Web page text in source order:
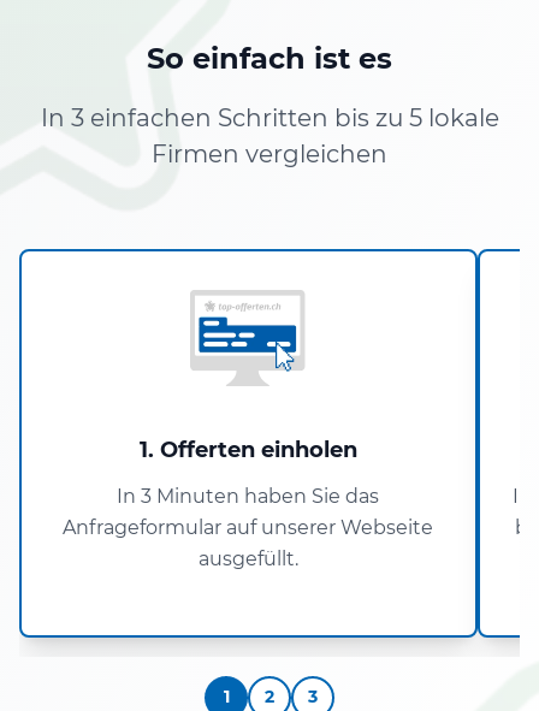
So einfach ist es
In 3 einfachen Schritten bis zu 5 lokale
Firmen vergleichen
1. Offerten einholen
In 3 Minuten haben Sie das
Anfrageformular auf unserer Webseite
ausgefüllt.
1 2 3